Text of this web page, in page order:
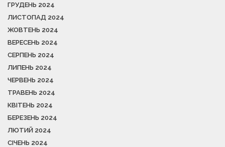
ГРУДЕНЬ 2024
ЛИСТОПАД 2024
ЖОВТЕНЬ 2024
ВЕРЕСЕНЬ 2024
СЕРПЕНЬ 2024
ЛИПЕНЬ 2024
ЧЕРВЕНЬ 2024
ТРАВЕНЬ 2024
КВІТЕНЬ 2024
БЕРЕЗЕНЬ 2024
ЛЮТИЙ 2024
СІЧЕНЬ 2024